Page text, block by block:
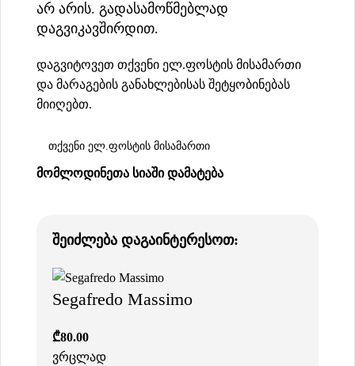
არ არის. გადასამოწმებლად
დაგვიკავშირდით.
დაგვიტოვეთ თქვენი ელ.ფოსტის მისამართი
და მარაგების განახლებისას შეტყობინებას
მიიღებთ.
ᲛᲝᲛᲚᲝᲓᲘᲜᲔᲗᲐ ᲡᲘᲐᲨᲘ ᲓᲐᲛᲐᲢᲔᲑᲐ
შეიძლება დაგაინტერესოთ:
Segafredo Massimo
₾80.00
ვრცლად